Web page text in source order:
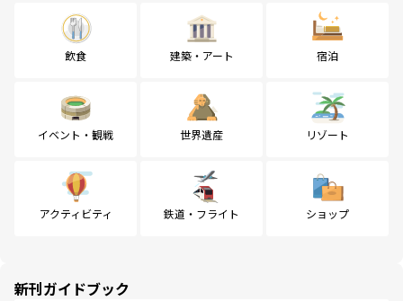
飲食 建築・アート 宿泊
イベント・観戦 世界遺産 リゾート
アクティビティ 鉄道・フライト ショップ
新刊ガイドブック